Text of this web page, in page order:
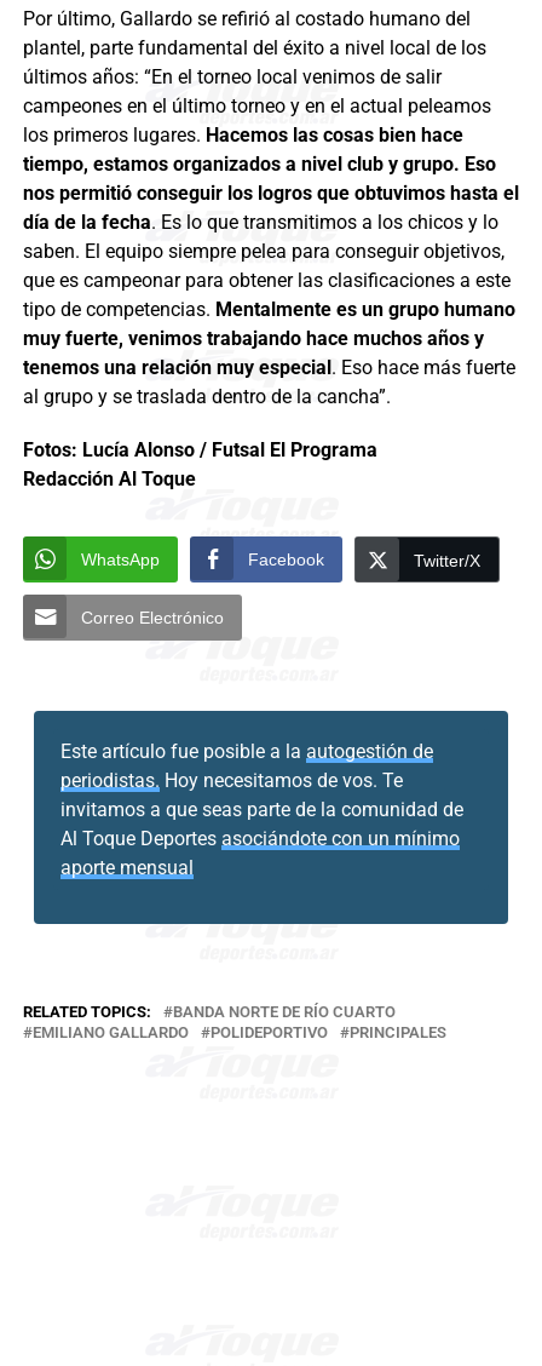
Por último, Gallardo se refirió al costado humano del
plantel, parte fundamental del éxito a nivel local de los
últimos años: “En el torneo local venimos de salir
campeones en el último torneo y en el actual peleamos
los primeros lugares. Hacemos las cosas bien hace
tiempo, estamos organizados a nivel club y grupo. Eso
nos permitió conseguir los logros que obtuvimos hasta el
día de la fecha. Es lo que transmitimos a los chicos y lo
saben. El equipo siempre pelea para conseguir objetivos,
que es campeonar para obtener las clasificaciones a este
tipo de competencias. Mentalmente es un grupo humano
muy fuerte, venimos trabajando hace muchos años y
tenemos una relación muy especial . Eso hace más fuerte
al grupo y se traslada dentro de la cancha”.
Fotos: Lucía Alonso / Futsal El Programa
Redacción Al Toque
WhatsApp Facebook Twitter/X
Correo Electrónico
Este artículo fue posible a la autogestión de
periodistas. Hoy necesitamos de vos. Te
invitamos a que seas parte de la comunidad de
Al Toque Deportes asociándote con un mínimo
aporte mensual
RELATED TOPICS:
BANDA NORTE DE RÍO CUARTO
EMILIANO GALLARDO
POLIDEPORTIVO PRINCIPALES